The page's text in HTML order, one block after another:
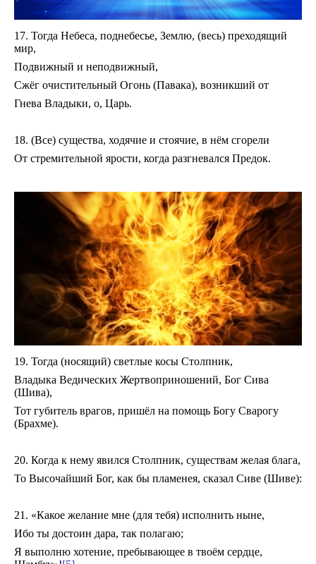
17. Тогда Небеса, поднебесье, Землю, (весь) преходящий
мир,
Подвижный и неподвижный,
Сжёг очистительный Огонь (Павака), возникший от
Гнева Владыки, о, Царь.
18. (Все) существа, ходячие и стоячие, в нём сгорели
От стремительной ярости, когда разгневался Предок.
19. Тогда (носящий) светлые косы Столпник,
Владыка Ведических Жертвоприношений, Бог Сива
(Шива),
Тот губитель врагов, пришёл на помощь Богу Сварогу
(Брахме).
20. Когда к нему явился Столпник, существам желая блага,
То Высочайший Бог, как бы пламенея, сказал Сиве (Шиве):
21. «Какое желание мне (для тебя) исполнить ныне,
Ибо ты достоин дара, так полагаю;
Я выполню хотение, пребывающее в твоём сердце,